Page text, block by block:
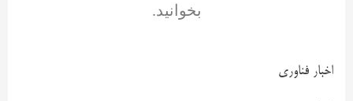
بخوانید.
اخبار فناوری